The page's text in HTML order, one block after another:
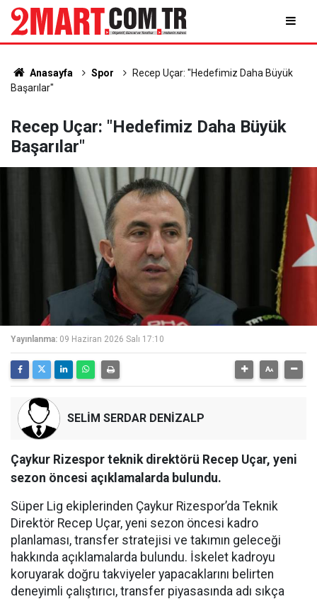
Anasayfa Spor
Recep Uçar: "Hedefimiz Daha Büyük
Başarılar"
Recep Uçar: "Hedefimiz Daha Büyük
Başarılar"
Yayınlanma: 09 Haziran 2026 Salı 17:10
SELİM SERDAR DENİZALP
Çaykur Rizespor teknik direktörü Recep Uçar, yeni
sezon öncesi açıklamalarda bulundu.
Süper Lig ekiplerinden Çaykur Rizespor’da Teknik
Direktör Recep Uçar, yeni sezon öncesi kadro
planlaması, transfer stratejisi ve takımın geleceği
hakkında açıklamalarda bulundu. İskelet kadroyu
koruyarak doğru takviyeler yapacaklarını belirten
deneyimli çalıştırıcı, transfer piyasasında adı sıkça